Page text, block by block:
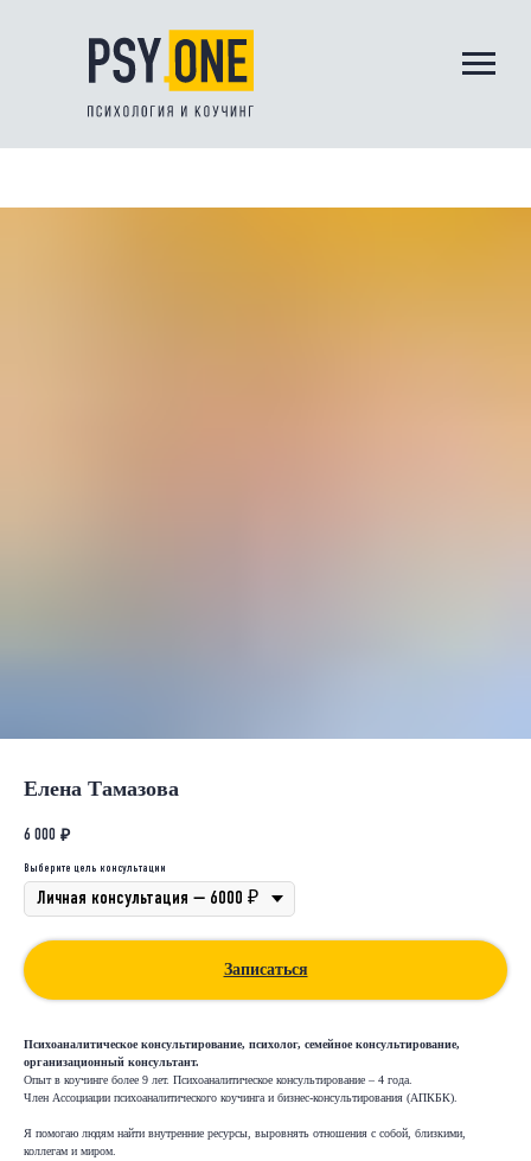
Елена Тамазова
6 000 ₽
Выберите цель консультации
Записаться
Психоаналитическое консультирование, психолог, семейное консультирование,
организационный консультант.
Опыт в коучинге более 9 лет. Психоаналитическое консультирование – 4 года.
Член Ассоциации психоаналитического коучинга и бизнес-консультирования (АПКБК).
Я помогаю людям найти внутренние ресурсы, выровнять отношения с собой, близкими,
коллегам и миром.